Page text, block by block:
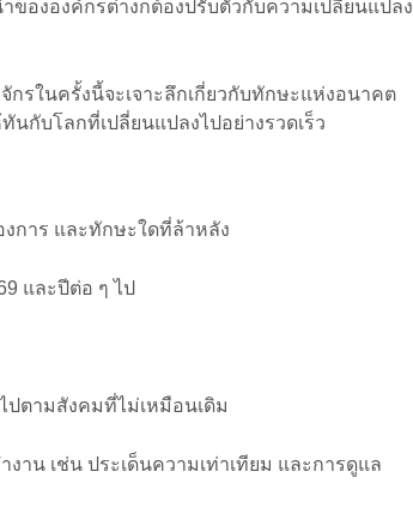
ขององค์กรต่างก็ต้องปรับตัวกับความเปลี่ยนแปลง
รในครั้งนี้จะเจาะลึกเกี่ยวกับทักษะแห่งอนาคต
กับโลกที่เปลี่ยนแปลงไปอย่างรวดเร็ว
การ และทักษะใดที่ล้าหลัง
และปีต่อ ๆ ไป
ปตามสังคมที่ไม่เหมือนเดิม
าน เช่น ประเด็นความเท่าเทียม และการดูแล